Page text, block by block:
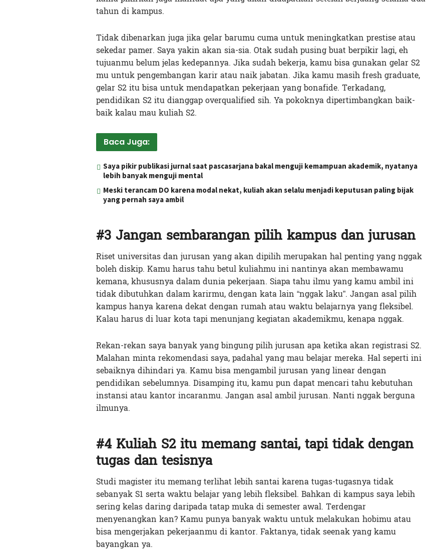
tahun di kampus.
Tidak dibenarkan juga jika gelar barumu cuma untuk meningkatkan prestise atau
sekedar pamer. Saya yakin akan sia-sia. Otak sudah pusing buat berpikir lagi, eh
tujuanmu belum jelas kedepannya. Jika sudah bekerja, kamu bisa gunakan gelar S2
mu untuk pengembangan karir atau naik jabatan. Jika kamu masih fresh graduate,
gelar S2 itu bisa untuk mendapatkan pekerjaan yang bonafide. Terkadang,
pendidikan S2 itu dianggap overqualified sih. Ya pokoknya dipertimbangkan baik-
baik kalau mau kuliah S2.
Baca Juga:
Saya pikir publikasi jurnal saat pascasarjana bakal menguji kemampuan akademik, nyatanya
lebih banyak menguji mental
Meski terancam DO karena modal nekat, kuliah akan selalu menjadi keputusan paling bijak
yang pernah saya ambil
#3 Jangan sembarangan pilih kampus dan jurusan
Riset universitas dan jurusan yang akan dipilih merupakan hal penting yang nggak
boleh diskip. Kamu harus tahu betul kuliahmu ini nantinya akan membawamu
kemana, khususnya dalam dunia pekerjaan. Siapa tahu ilmu yang kamu ambil ini
tidak dibutuhkan dalam karirmu, dengan kata lain “nggak laku”. Jangan asal pilih
kampus hanya karena dekat dengan rumah atau waktu belajarnya yang fleksibel.
Kalau harus di luar kota tapi menunjang kegiatan akademikmu, kenapa nggak.
Rekan-rekan saya banyak yang bingung pilih jurusan apa ketika akan registrasi S2.
Malahan minta rekomendasi saya, padahal yang mau belajar mereka. Hal seperti ini
sebaiknya dihindari ya. Kamu bisa mengambil jurusan yang linear dengan
pendidikan sebelumnya. Disamping itu, kamu pun dapat mencari tahu kebutuhan
instansi atau kantor incaranmu. Jangan asal ambil jurusan. Nanti nggak berguna
ilmunya.
#4 Kuliah S2 itu memang santai, tapi tidak dengan
tugas dan tesisnya
Studi magister itu memang terlihat lebih santai karena tugas-tugasnya tidak
sebanyak S1 serta waktu belajar yang lebih fleksibel. Bahkan di kampus saya lebih
sering kelas daring daripada tatap muka di semester awal. Terdengar
menyenangkan kan? Kamu punya banyak waktu untuk melakukan hobimu atau
bisa mengerjakan pekerjaanmu di kantor. Faktanya, tidak seenak yang kamu
bayangkan ya.